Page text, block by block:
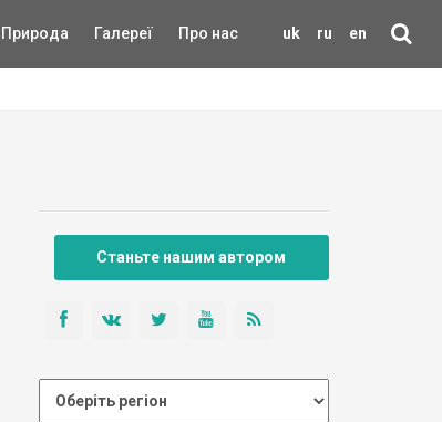
uk ru en
Природа Галереї Про нас
Станьте нашим автором